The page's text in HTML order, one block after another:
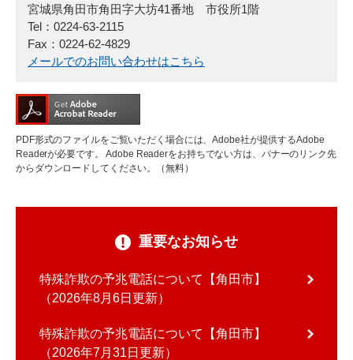
宮城県角田市角田字大坊41番地 市役所1階
Tel：0224-63-2115
Fax：0224-62-4829
メールでのお問い合わせはこちら
PDF形式のファイルをご覧いただく場合には、Adobe社が提供するAdobe
Readerが必要です。
Adobe Readerをお持ちでない方は、バナーのリンク先
からダウンロードしてください。（無料）
重要なお知らせ
特殊詐欺の予兆電話について【角田市】
2026年8月6日更新
特殊詐欺の予兆電話について【角田市】
2026年7月31日更新